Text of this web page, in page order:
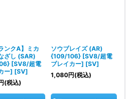
絞り込む
ンクA】ミカ
ざし (SAR)
[SV8/超電
ー] [SV]
(税込)
ソウブレイズ (AR)
{109/106} [SV8/超電
ブレイカー] [SV]
1,080円(税込)